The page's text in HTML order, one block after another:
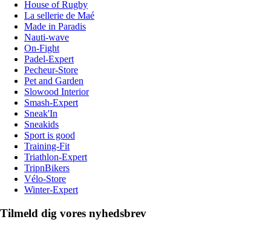
House of Rugby
La sellerie de Maé
Made in Paradis
Nauti-wave
On-Fight
Padel-Expert
Pecheur-Store
Pet and Garden
Slowood Interior
Smash-Expert
Sneak'In
Sneakids
Sport is good
Training-Fit
Triathlon-Expert
TripnBikers
Vélo-Store
Winter-Expert
Tilmeld dig vores nyhedsbrev